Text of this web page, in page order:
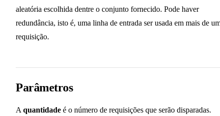
aleatória escolhida dentre o conjunto fornecido. Pode haver
redundância, isto é, uma linha de entrada ser usada em mais de
requisição.
Parâmetros
A quantidade é o número de requisições que serão disparadas.